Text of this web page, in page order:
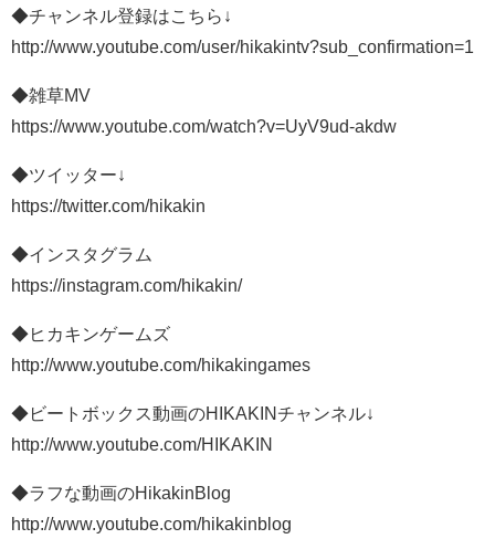
◆チャンネル登録はこちら↓
http://www.youtube.com/user/hikakintv?sub_confirmation=1
◆雑草MV
https://www.youtube.com/watch?v=UyV9ud-akdw
◆ツイッター↓
https://twitter.com/hikakin
◆インスタグラム
https://instagram.com/hikakin/
◆ヒカキンゲームズ
http://www.youtube.com/hikakingames
◆ビートボックス動画のHIKAKINチャンネル↓
http://www.youtube.com/HIKAKIN
◆ラフな動画のHikakinBlog
http://www.youtube.com/hikakinblog